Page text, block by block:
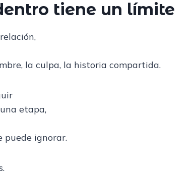
tiene un límite
la culpa, la historia compartida.
etapa,
puede ignorar.